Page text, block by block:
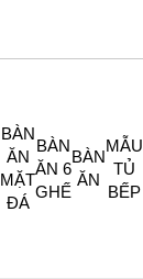
BÀN
ĂN
MẶT
ĐÁ
BÀN
ĂN 6
GHẾ
BÀN
ĂN
MẪU
TỦ
BẾP